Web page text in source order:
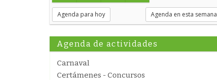
Agenda para hoy Agenda en esta semana
Agenda de actividades
Carnaval
Certámenes - Concursos